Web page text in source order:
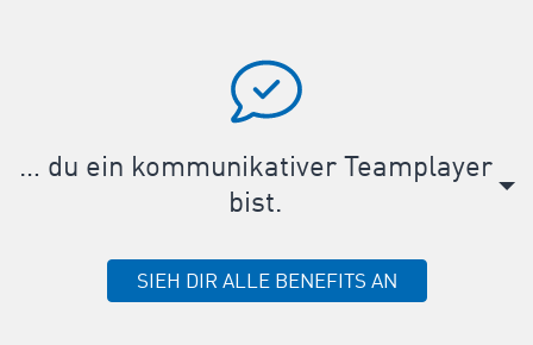
… du ein kommunikativer Teamplayer
bist.
SIEH DIR ALLE BENEFITS AN